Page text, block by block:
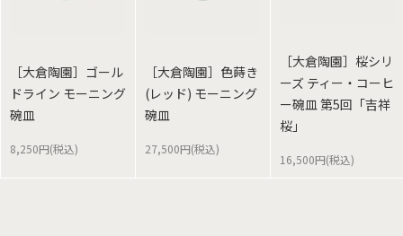
［大倉陶園］ゴール
ドライン モーニング
碗皿
8,250円(税込)
［大倉陶園］色蒔き
(レッド) モーニング
碗皿
27,500円(税込)
［大倉陶園］桜シリ
ーズ ティー・コーヒ
ー碗皿 第5回「吉祥
桜」
16,500円(税込)